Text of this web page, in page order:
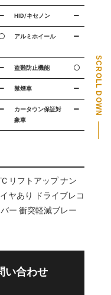
HID/キセノン
アルミホイール
盗難防止機能
禁煙車
カータウン保証対
象車
リフトアップ ナン
ヤあり ドライブレコ
ー 衝突軽減ブレー
い合わせ
SCROLL DOWN
PAGE TOP